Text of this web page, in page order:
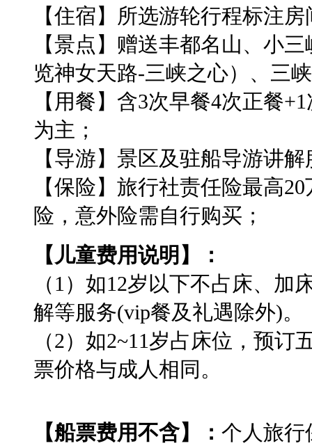
【住宿】所选游轮行程标注
【景点】赠送丰都名山、小三
览神女天路-三峡之心） 、三
【用餐】含3次早餐4次正餐
为主；
【导游】景区及驻船导游讲
【保险】旅行社责任险最高
险，意外险需自行购买；
【儿童费用说明】：
（1）如12岁以下不占床、
解等服务(vip餐及礼遇除外)。
（2）如2~11岁占床位，预
票价格与成人相同。
【船票费用不含】 ： 个人旅行